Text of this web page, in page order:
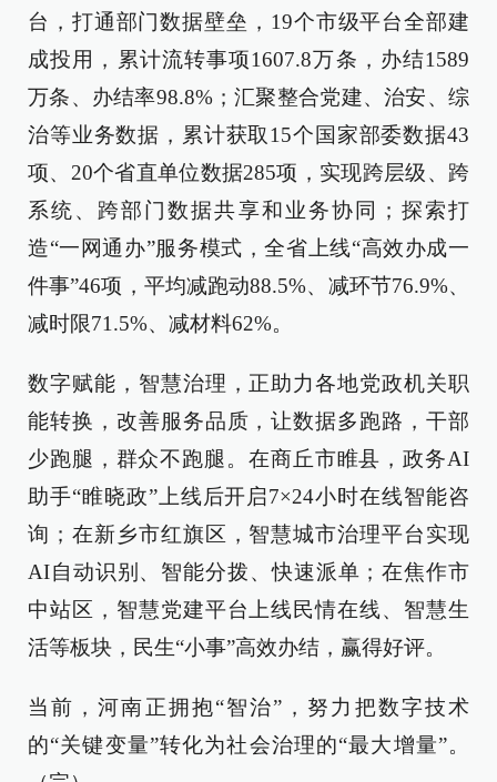
台，打通部门数据壁垒，19个市级平台全部建
成投用，累计流转事项1607.8万条，办结1589
万条、办结率98.8%；汇聚整合党建、治安、综
治等业务数据，累计获取15个国家部委数据43
项、20个省直单位数据285项，实现跨层级、跨
系统、跨部门数据共享和业务协同；探索打
造“一网通办”服务模式，全省上线“高效办成一
件事”46项，平均减跑动88.5%、减环节76.9%、
减时限71.5%、减材料62%。
数字赋能，智慧治理，正助力各地党政机关职
能转换，改善服务品质，让数据多跑路，干部
少跑腿，群众不跑腿。在商丘市睢县，政务AI
助手“睢晓政”上线后开启7×24小时在线智能咨
询；在新乡市红旗区，智慧城市治理平台实现
AI自动识别、智能分拨、快速派单；在焦作市
中站区，智慧党建平台上线民情在线、智慧生
活等板块，民生“小事”高效办结，赢得好评。
当前，河南正拥抱“智治”，努力把数字技术
的“关键变量”转化为社会治理的“最大增量”。